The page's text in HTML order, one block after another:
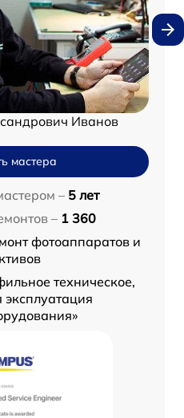
Иванов
мастера
– 5 лет
– 1 360
фотоаппаратов и
техническое,
эксплуатация